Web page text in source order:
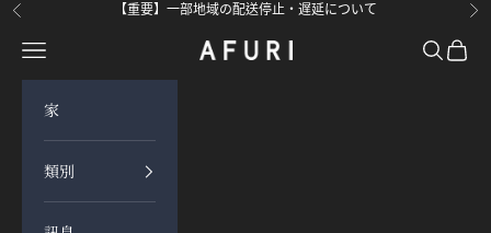
跳至內容
上一個 【重要】一部地域の配送停止・遅延について 下
らーめんAFURI 公式通販サイト
開啟導覽選單 開啟搜尋
開啟
家
類別